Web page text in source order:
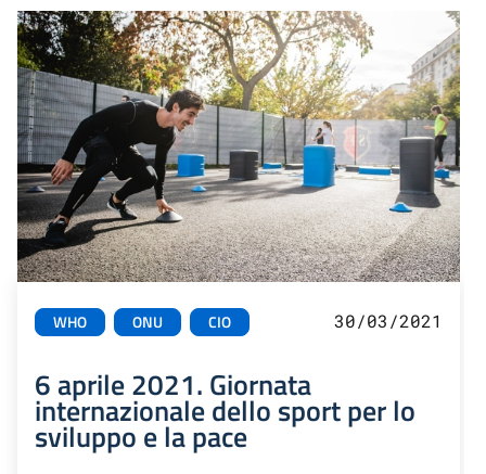
WHO ONU CIO 30/03/2021
6 aprile 2021. Giornata
internazionale dello sport per lo
sviluppo e la pace